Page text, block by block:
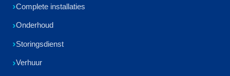
Complete installaties
Onderhoud
Storingsdienst
Verhuur